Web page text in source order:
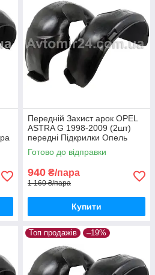
Передній Захист арок OPEL
ASTRA G 1998-2009 (2шт)
передні Підкрилки Опель
Астра Джі пара передніх
Готово до відправки
940 ₴/пара
1 160 ₴/пара
Купити
Топ продажів –19%